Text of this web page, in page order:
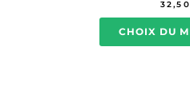
32,50
CHOIX DU